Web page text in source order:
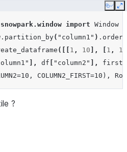
Copy
import Window
. partition_by( "column1" ) .
([[ 1 , 10 ], 1 ,
11
], df "column2" ],
COLUMN2_FIRST=10),
?